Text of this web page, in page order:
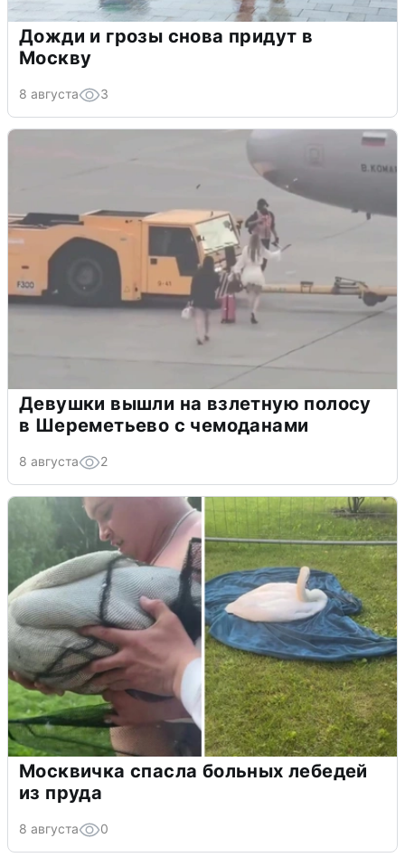
Дожди и грозы снова придут в
Москву
8 августа 3
Девушки вышли на взлетную полосу
в Шереметьево с чемоданами
8 августа 2
Москвичка спасла больных лебедей
из пруда
8 августа 0